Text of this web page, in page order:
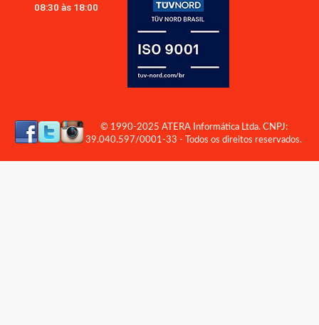
08:30 às 18:00
© 1990-2025 ATERA Informática Ltda. CNPJ:
39.040.597/0001-33 - Todos os direitos reservados.